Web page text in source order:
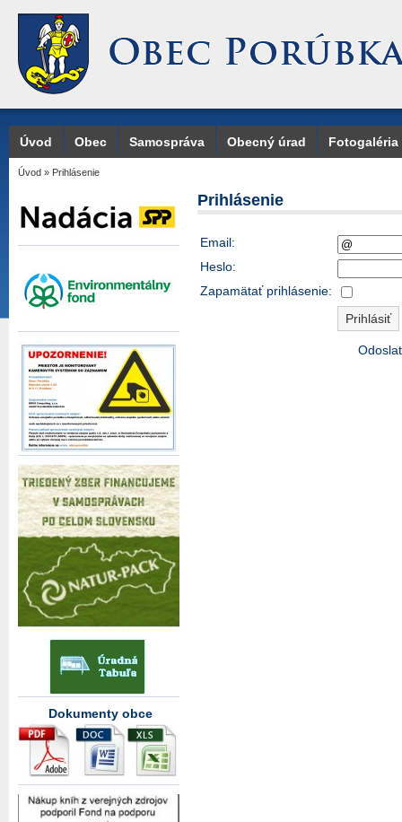
Úvod Obec Samospráva Obecný úrad Fotogaléria
Úvod » Prihlásenie
Dokumenty obce
Prihlásenie
Email:
Heslo:
Zapamätať prihlásenie: